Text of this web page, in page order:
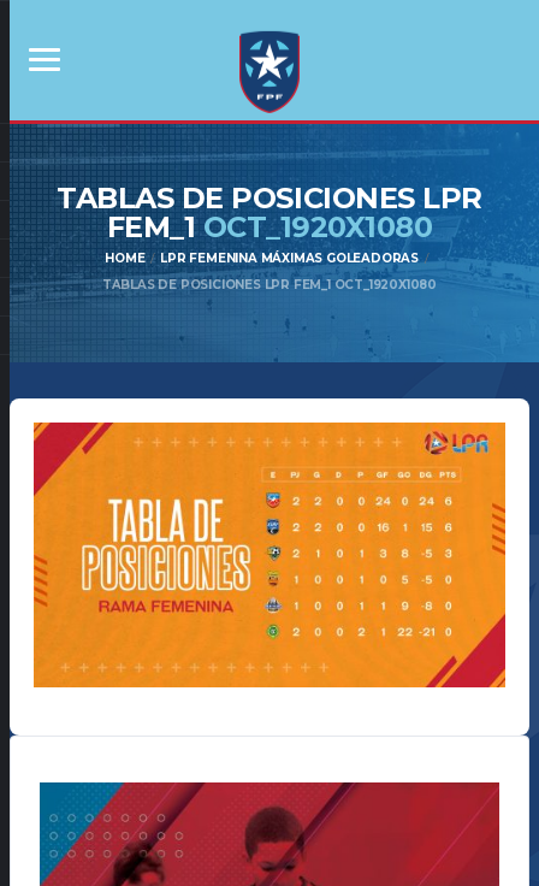
TABLAS DE POSICIONES LPR
FEM_1OCT_1920X1080
HOME
LPR FEMENINA MÁXIMAS GOLEADORAS
TABLAS DE POSICIONES LPR FEM_1 OCT_1920X1080